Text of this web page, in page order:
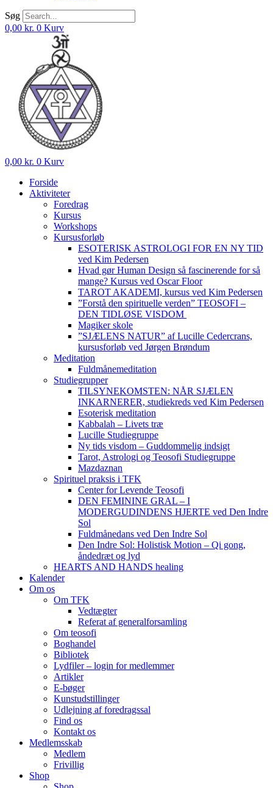
Søg
0,00 kr. 0 Kurv
0,00 kr. 0 Kurv
Forside
Aktiviteter
Foredrag
Kursus
Workshops
Kursusforløb
ESOTERISK ASTROLOGI FOR EN NY TID
ved Kim Pedersen
Hvad gør Human Design så fascinerende for så
mange? Kursus ved Oscar Floor
TAROT AKADEMI, kursus ved Kim Pedersen
”Forstå den spirituelle verden” TEOSOFI –
DEN TIDLØSE VISDOM
Magiker skole
”SJÆLENS NATUR” af Lucille Cedercrans,
kursusforløb ved Jørgen Brøndum
Meditation
Fuldmånemeditation
Studiegrupper
TILSYNEKOMSTEN: NÅR SJÆLEN
INKARNERER, studiekreds ved Kim Pedersen
Esoterisk meditation
Kabbalah – Livets træ
Lucille Studiegruppe
Ny tids visdom – Guddommelig indsigt
Tarot, Astrologi og Teosofi Studiegruppe
Mazdaznan
Spirituel praksis i TFK
Center for Levende Teosofi
DEN FEMININE GRAL – I
MODERGUDINDENS HJERTE ved Den Indre
Sol
Fuldmånedans ved Den Indre Sol
Den Indre Sol: Holistisk Motion – Qi gong,
åndedræt og lyd
HEARTS AND HANDS healing
Kalender
Om os
Om TFK
Vedtægter
Referat af generalforsamling
Om teosofi
Boghandel
Bibliotek
Lydfiler – login for medlemmer
Artikler
E-bøger
Kunstudstillinger
Udlejning af foredragssal
Find os
Kontakt os
Medlemsskab
Medlem
Frivillig
Shop